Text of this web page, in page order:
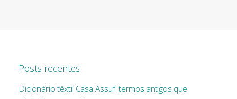
Posts recentes
Dicionário têxtil Casa Assuf: termos antigos que